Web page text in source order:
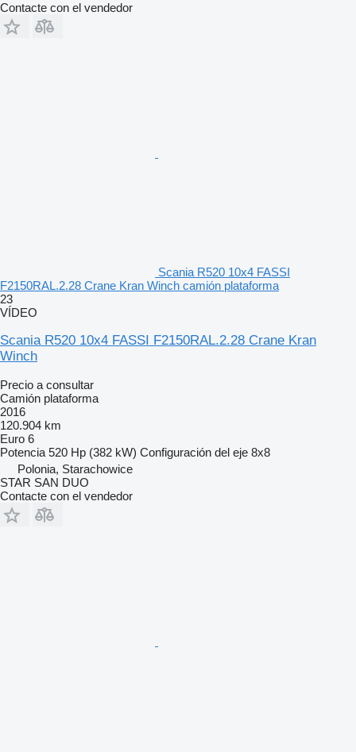
Contacte con el vendedor
Scania R520 10x4 FASSI
F2150RAL.2.28 Crane Kran Winch camión plataforma
23
VÍDEO
Scania R520 10x4 FASSI F2150RAL.2.28 Crane Kran
Winch
Precio a consultar
Camión plataforma
2016
120.904 km
Euro 6
Potencia 520 Hp (382 kW) Configuración del eje 8x8
Polonia, Starachowice
STAR SAN DUO
Contacte con el vendedor